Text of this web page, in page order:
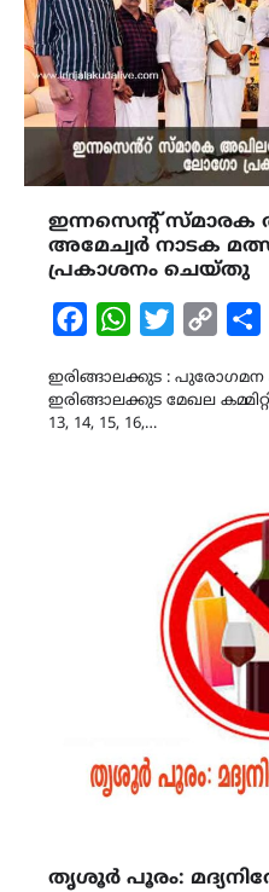
ഇന്നസെൻ്റ് സ്മാരക
അമേച്വർ നാടക
പ്രകാശനം ചെയ്തു
FacebookWhatsAppTwitterCopy
ഇരിങ്ങാലക്കുട :
ഇരിങ്ങാലക്കുട മേഖല
13, 14, 15, 16,…
തൃശൂര്‍ പൂരം: